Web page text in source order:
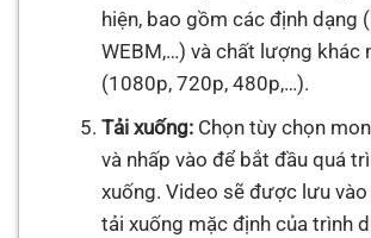
hiện, bao gồm các định dạng
WEBM,…) và chất lượng khác
(1080p, 720p, 480p,…).
Tải xuống:Chọn tùy chọn
và nhấp vào để bắt đầu quá
xuống. Video sẽ được lưu
tải xuống mặc định của trình